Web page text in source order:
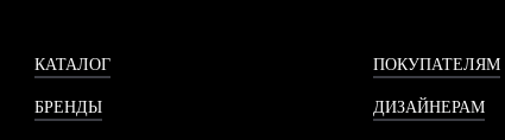
КАТАЛОГ
БРЕНДЫ
ПОКУПАТЕЛЯМ
ДИЗАЙНЕРАМ